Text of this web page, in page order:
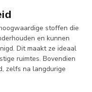
stoffen die
en kunnen
Dit maakt ze ideaal
ruimtes. Bovendien
zelfs na langdurige